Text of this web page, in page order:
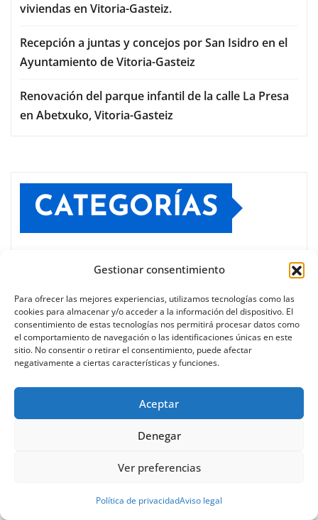
Gestionar consentimiento
Para ofrecer las mejores experiencias, utilizamos tecnologías como las
cookies para almacenar y/o acceder a la información del dispositivo. El
consentimiento de estas tecnologías nos permitirá procesar datos como
el comportamiento de navegación o las identificaciones únicas en este
sitio. No consentir o retirar el consentimiento, puede afectar
negativamente a ciertas características y funciones.
Aceptar
Denegar
Ver preferencias
Política de privacidadAviso legal
viviendas en Vitoria-Gasteiz.
Recepción a juntas y concejos por San Isidro en el
Ayuntamiento de Vitoria-Gasteiz
Renovación del parque infantil de la calle La Presa
en Abetxuko, Vitoria-Gasteiz
CATEGORÍAS
Administración Municipal
Amurrio
Asociaciones